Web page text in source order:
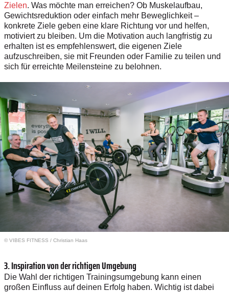
Zielen. Was möchte man erreichen? Ob Muskelaufbau,
Gewichtsreduktion oder einfach mehr Beweglichkeit –
konkrete Ziele geben eine klare Richtung vor und helfen,
motiviert zu bleiben. Um die Motivation auch langfristig zu
erhalten ist es empfehlenswert, die eigenen Ziele
aufzuschreiben, sie mit Freunden oder Familie zu teilen und
sich für erreichte Meilensteine zu belohnen.
© VIBES FITNESS / Christian Haas
3. Inspiration von der richtigen Umgebung
Die Wahl der richtigen Trainingsumgebung kann einen
großen Einfluss auf deinen Erfolg haben. Wichtig ist dabei